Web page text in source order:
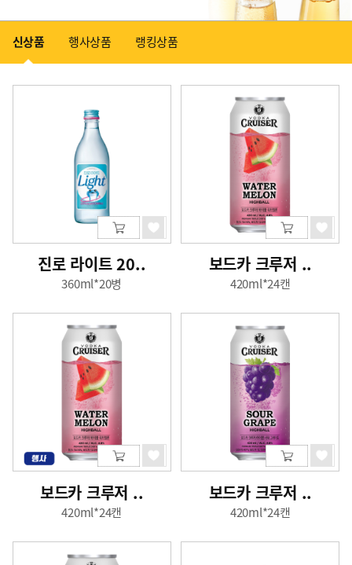
신상품 행사상품 랭킹상품
진로 라이트 20..
360ml*20병
보드카 크루저 ..
420ml*24캔
보드카 크루저 ..
420ml*24캔
보드카 크루저 ..
420ml*24캔